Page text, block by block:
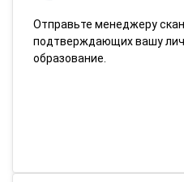
Отправьте менеджеру
подтверждающих вашу
образование.